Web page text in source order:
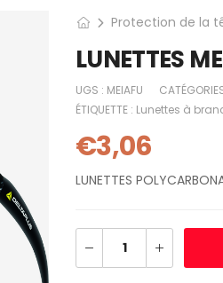
Protection de la
LUNETTES
UGS : MEIAFU
ÉTIQUETTE : Lunettes à
€3,06
LUNETTES